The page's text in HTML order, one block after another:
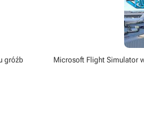
gróźb
Microsoft Flight Simulator